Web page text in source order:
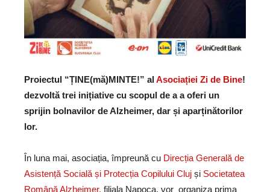
Proiectul “ȚINE(mă)MINTE!” alAsociației Zi de Bine!
dezvoltă trei inițiative cu scopul de a a oferi un
sprijin bolnavilor de Alzheimer, dar și aparținătorilor
lor.
În luna mai, asociația, împreună cu Direcția Generală de
Asistență Socială și Protecția Copilului Cluj și Societatea
Română Alzheimer, filiala Napoca, vor organiza prima